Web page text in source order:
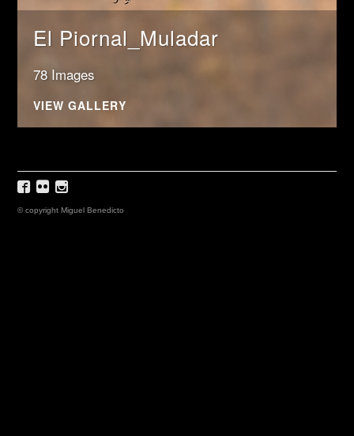
El Piornal_Muladar
78 Images
VIEW GALLERY
© copyright Miguel Benedicto